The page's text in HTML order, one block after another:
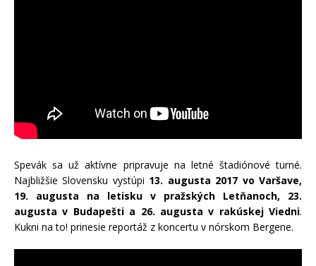
Spevák sa už aktívne pripravuje na letné štadiónové turné.
Najbližšie Slovensku vystúpi 13. augusta 2017 vo Varšave,
19. augusta na letisku v pražských Letňanoch, 23.
augusta v Budapešti a 26. augusta v rakúskej Viedni.
Kukni na to! prinesie reportáž z koncertu v nórskom Bergene.